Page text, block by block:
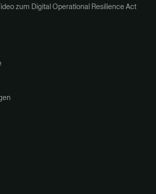
zum Digital Operational Resilience Act